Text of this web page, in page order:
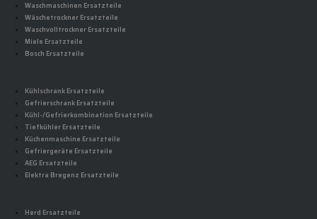
Waschmaschinen Ersatzteile
Wäschetrockner Ersatzteile
Waschvolltrockner Ersatzteile
Miele Ersatzteile
Bosch Ersatzteile
Kühlschrank Ersatzteile
Gefrierschrank Ersatzteile
Kühl-/Gefrierkombination Ersatzteile
Tiefkühler Ersatzteile
Küchenmaschine Ersatzteile
Gefriergeräte Ersatzteile
AEG Ersatzteile
Elektra Bregenz Ersatzteile
Herd Ersatzteile